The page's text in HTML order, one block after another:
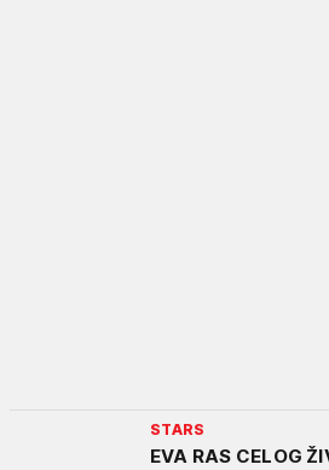
STARS
EVA RAS CELOG